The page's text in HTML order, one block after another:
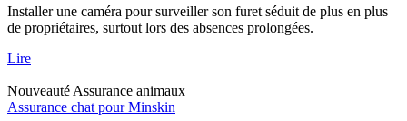
Installer une caméra pour surveiller son furet séduit de plus en plus
de propriétaires, surtout lors des absences prolongées.
Lire
Nouveauté Assurance animaux
Assurance chat pour Minskin